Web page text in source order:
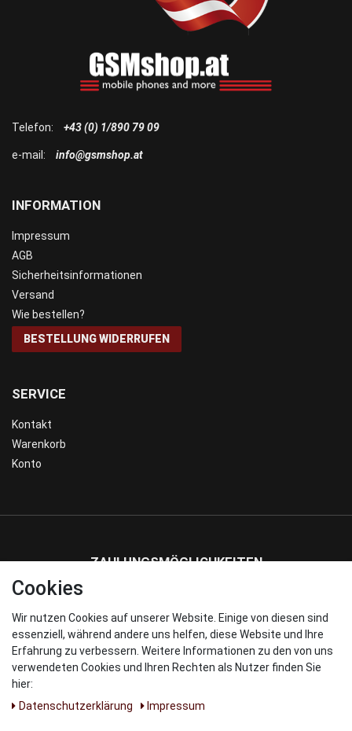
SERVICE
Kontakt
Warenkorb
Konto
INFORMATION
Impressum
AGB
Sicherheitsinformationen
Versand
Wie bestellen?
BESTELLUNG WIDERRUFEN
Telefon: +43 (0) 1/890 79 09
e-mail: info@gsmshop.at
ZAHLUNGSMÖGLICHKEITEN
WIR VERSENDEN MIT
Cookies
Wir nutzen Cookies auf unserer Website. Einige von diesen sind
essenziell, während andere uns helfen, diese Website und Ihre
Erfahrung zu verbessern. Weitere Informationen zu den von uns
verwendeten Cookies und Ihren Rechten als Nutzer finden Sie
hier:
Daten­schutz­erklärung
Impressum